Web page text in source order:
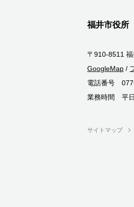
福井市役所
〒910-8511
GoogleMap /
電話番号
業務時間 平
サイトマップ